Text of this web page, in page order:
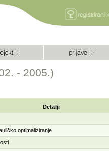
- 2005.)
Detalji
optimaliziranje